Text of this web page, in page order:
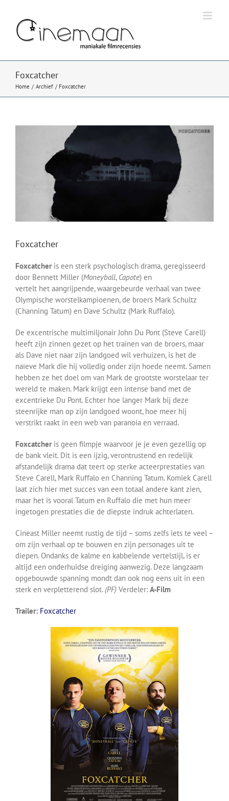
inhoud
Foxcatcher
Home Archief Foxcatcher
afbeelding
Foxcatcher
Foxcatcher is een sterk psychologisch drama, geregisseerd
door Bennett Miller (Moneyball, Capote) en
vertelt het aangrijpende, waargebeurde verhaal van twee
Olympische worstelkampioenen, de broers Mark Schultz
(Channing Tatum) en Dave Schultz (Mark Ruffalo).
De excentrische multimiljonair John Du Pont (Steve Carell)
heeft zijn zinnen gezet op het trainen van de broers, maar
als Dave niet naar zijn landgoed wil verhuizen, is het de
naïeve Mark die hij volledig onder zijn hoede neemt. Samen
hebben ze het doel om van Mark de grootste worstelaar ter
wereld te maken. Mark krijgt een intense band met de
excentrieke Du Pont. Echter hoe langer Mark bij deze
steenrijke man op zijn landgoed woont, hoe meer hij
verstrikt raakt in een web van paranoia en verraad.
Foxcatcher is geen filmpje waarvoor je je even gezellig op
de bank vleit. Dit is een ijzig, verontrustend en redelijk
afstandelijk drama dat teert op sterke acteerprestaties van
Steve Carell, Mark Ruffalo en Channing Tatum. Komiek Carell
laat zich hier met succes van een totaal andere kant zien,
maar het is vooral Tatum en Ruffalo die met hun meer
ingetogen prestaties die de diepste indruk achterlaten.
Cineast Miller neemt rustig de tijd – soms zelfs iets te veel –
om zijn verhaal op te bouwen en zijn personages uit te
diepen. Ondanks de kalme en kabbelende vertelstijl, is er
altijd een onderhuidse dreiging aanwezig. Deze langzaam
opgebouwde spanning mondt dan ook nog eens uit in een
sterk en verpletterend slot.(PF) Verdeler: A-Film
Trailer: Foxcatcher